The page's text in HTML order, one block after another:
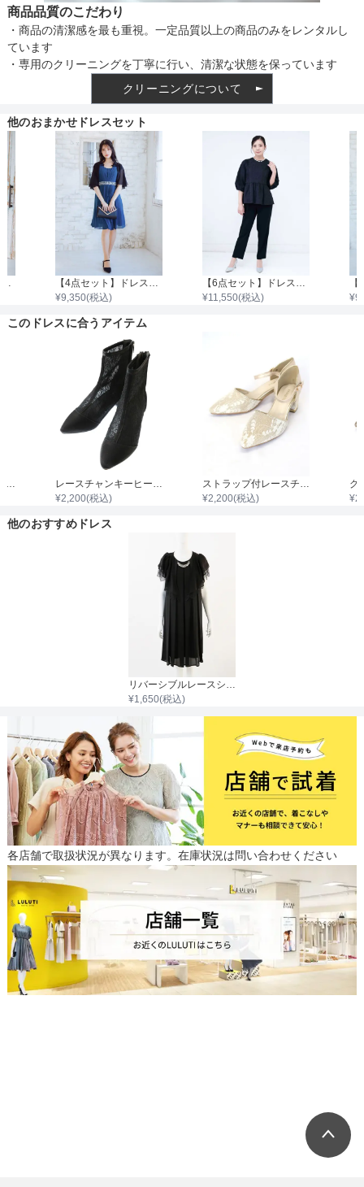
商品品質のこだわり
・商品の清潔感を最も重視。一定品質以上の商品のみをレンタルし
ています
・専用のクリーニングを丁寧に行い、清潔な状態を保っています
クリーニングについて
他のおまかせドレスセット
【4点セット】ドレス＆羽織・バッグ・ネックレス
【4点セット】ドレス＆羽織・バッグ・ネックレス
¥9,350(税込)
【6点セット】ドレス＋小物5点
¥11,550(税込) ¥
このドレスに合うアイテム
ストラップ付シャイニーサテンハイヒール
レースチャンキーヒールブーツ
¥2,200(税込)
ストラップ付レースチャンキーヒール
¥2,200(税込) ¥
他のおすすめドレス
リバーシブルレースシフォンボレロ
¥1,650(税込)
各店舗で取扱状況が異なります。在庫状況は問い合わせください